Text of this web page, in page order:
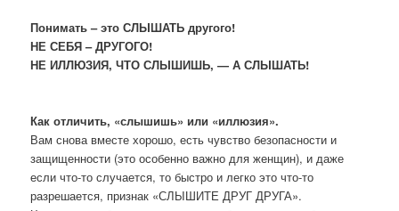
Понимать – это СЛЫШАТЬ другого!
НЕ СЕБЯ – ДРУГОГО!
НЕ ИЛЛЮЗИЯ, ЧТО СЛЫШИШЬ, — А СЛЫШАТЬ!
Как отличить, «слышишь» или «иллюзия».
Вам снова вместе хорошо, есть чувство безопасности и
защищенности (это особенно важно для женщин), и даже
если что-то случается, то быстро и легко это что-то
разрешается, признак «СЛЫШИТЕ ДРУГ ДРУГА».